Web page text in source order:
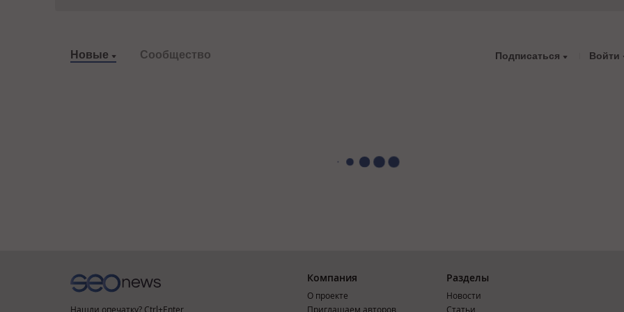
Новые Сообщество Подписаться Войти
Нашли опечатку? Ctrl+Enter
Компания
О проекте
Приглашаем авторов
Разделы
Новости
Статьи